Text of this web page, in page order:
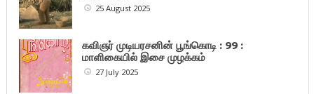
25 August 2025
கவிஞர் முடியரசனின் பூங்கொடி : 99 :
மாளிகையில் இசை முழக்கம்
27 July 2025